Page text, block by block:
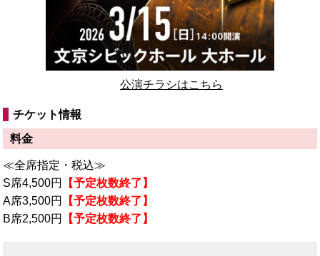
公演チラシはこちら
チケット情報
料金
≪全席指定・税込≫
S席4,500円
【予定枚数終了】
A席3,500円
【予定枚数終了】
B席2,500円
【予定枚数終了】